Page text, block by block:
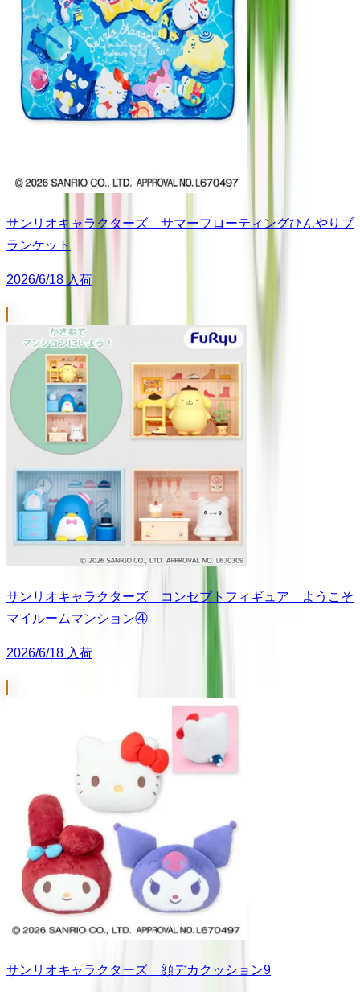
サンリオキャラクターズ サマーフローティングひんやりブ
ランケット
2026/6/18 入荷
サンリオキャラクターズ コンセプトフィギュア ようこそ
マイルームマンション④
2026/6/18 入荷
サンリオキャラクターズ 顔デカクッション9